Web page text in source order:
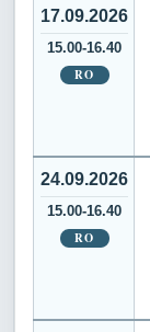
17.09.2026
15.00-16.40
RO
24.09.2026
15.00-16.40
RO